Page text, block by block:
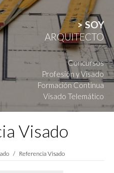
> SOY
ARQUITECTO
Concursos
Profesión y Visado
Formación Continua
Visado Telemático
Visado
aquí: Referencia Visado